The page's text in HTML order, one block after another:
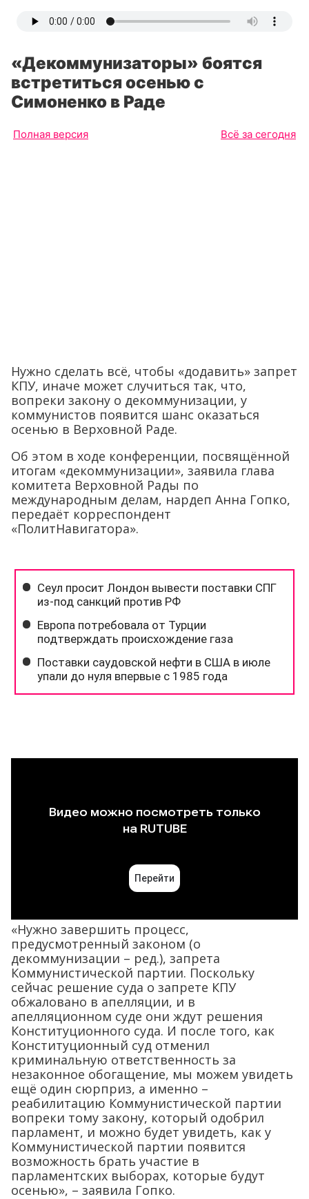
«Декоммунизаторы» боятся
встретиться осенью с
Симоненко в Раде
Полная версия Всё за сегодня
Нужно сделать всё, чтобы «додавить» запрет
КПУ, иначе может случиться так, что,
вопреки закону о декоммунизации, у
коммунистов появится шанс оказаться
осенью в Верховной Раде.
Об этом в ходе конференции, посвящённой
итогам «декоммунизации», заявила глава
комитета Верховной Рады по
международным делам, нардеп Анна Гопко,
передаёт корреспондент
«ПолитНавигатора».
«Нужно завершить процесс,
предусмотренный законом (о
декоммунизации – ред.), запрета
Коммунистической партии. Поскольку
сейчас решение суда о запрете КПУ
обжаловано в апелляции, и в
апелляционном суде они ждут решения
Конституционного суда. И после того, как
Конституционный суд отменил
криминальную ответственность за
незаконное обогащение, мы можем увидеть
ещё один сюрприз, а именно –
реабилитацию Коммунистической партии
вопреки тому закону, который одобрил
парламент, и можно будет увидеть, как у
Коммунистической партии появится
возможность брать участие в
парламентских выборах, которые будут
осенью», – заявила Гопко.